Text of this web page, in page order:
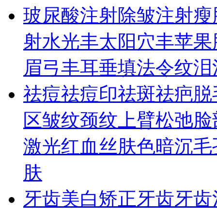
玻尿酸注射除皱注射瘦
射水光丰太阳穴丰苹果
眉弓丰耳垂填法令纹泪
祛痘祛痘印祛斑祛疤
区皱纹颈纹 上臂松弛
激光红血丝肤色暗沉毛
肤
牙齿美白矫正牙齿牙